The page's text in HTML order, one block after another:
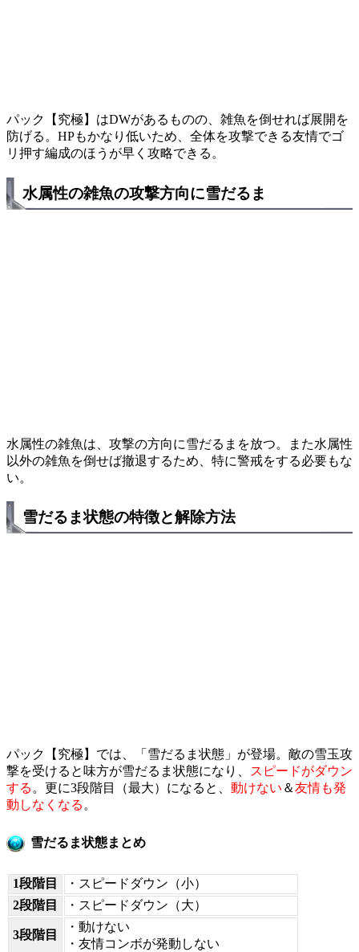
パック【究極】はDWがあるものの、雑魚を倒せれば展開を
防げる。HPもかなり低いため、全体を攻撃できる友情でゴ
リ押す編成のほうが早く攻略できる。
水属性の雑魚の攻撃方向に雪だるま
水属性の雑魚は、攻撃の方向に雪だるまを放つ。また水属性
以外の雑魚を倒せば撤退するため、特に警戒をする必要もな
い。
雪だるま状態の特徴と解除方法
パック【究極】では、「雪だるま状態」が登場。敵の雪玉攻
撃を受けると味方が雪だるま状態になり、
スピードがダウン
する 。更に3段階目（最大）になると、 動けない ＆友情も発
動しなくなる 。
雪だるま状態まとめ
1段階目
・スピードダウン（小）
2段階目
・スピードダウン（大）
3段階目
・動けない
・友情コンボが発動しない